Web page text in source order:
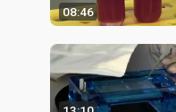
08:46